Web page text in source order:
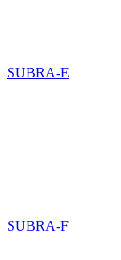
SUBRA-E
SUBRA-F